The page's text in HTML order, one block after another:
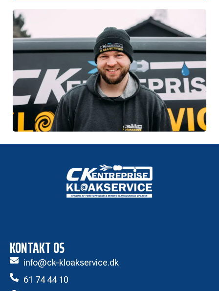
KONTAKT OS
info@ck-kloakservice.dk
61 74 44 10